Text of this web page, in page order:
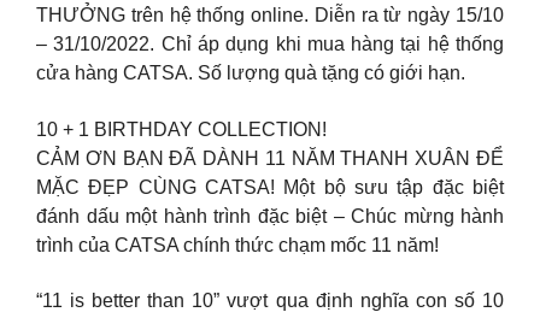
THƯỞNG trên hệ thống online. Diễn ra từ ngày 15/10
– 31/10/2022. Chỉ áp dụng khi mua hàng tại hệ thống
cửa hàng CATSA. Số lượng quà tặng có giới hạn.
10 + 1 BIRTHDAY COLLECTION!
CẢM ƠN BẠN ĐÃ DÀNH 11 NĂM THANH XUÂN ĐỂ
MẶC ĐẸP CÙNG CATSA! Một bộ sưu tập đặc biệt
đánh dấu một hành trình đặc biệt – Chúc mừng hành
trình của CATSA chính thức chạm mốc 11 năm!
“11 is better than 10” vượt qua định nghĩa con số 10